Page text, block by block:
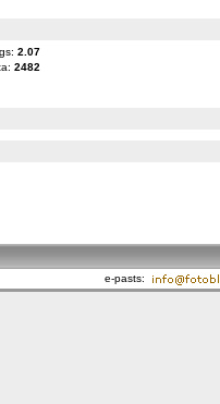
2.07
2482
e-pasts: